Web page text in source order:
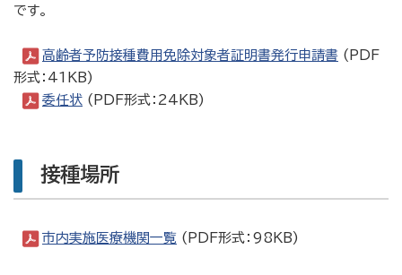
です。
高齢者予防接種費用免除対象者証明書発行申請書 (PDF
形式：41KB)
委任状 (PDF形式：24KB)
接種場所
市内実施医療機関一覧 (PDF形式：98KB)